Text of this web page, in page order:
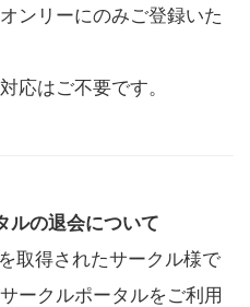
ンリーにのみご登録いた
応はご不要です。
ルの退会について
取得されたサークル様で
ークルポータルをご利用